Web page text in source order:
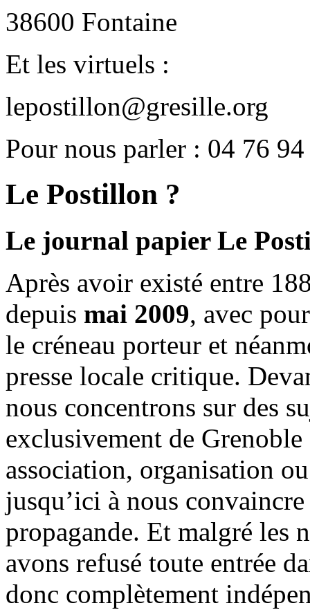
38600 Fontaine
Et les virtuels :
lepostillon@gresille.org
Pour nous parler : 04 76
Le Postillon ?
Le journal papier Le
Après avoir existé entre
depuis mai 2009, avec
le créneau porteur et
presse locale critique.
nous concentrons sur des
exclusivement de
association, organisation
jusqu’ici à nous
propagande. Et malgré les
avons refusé toute entrée
donc complètement